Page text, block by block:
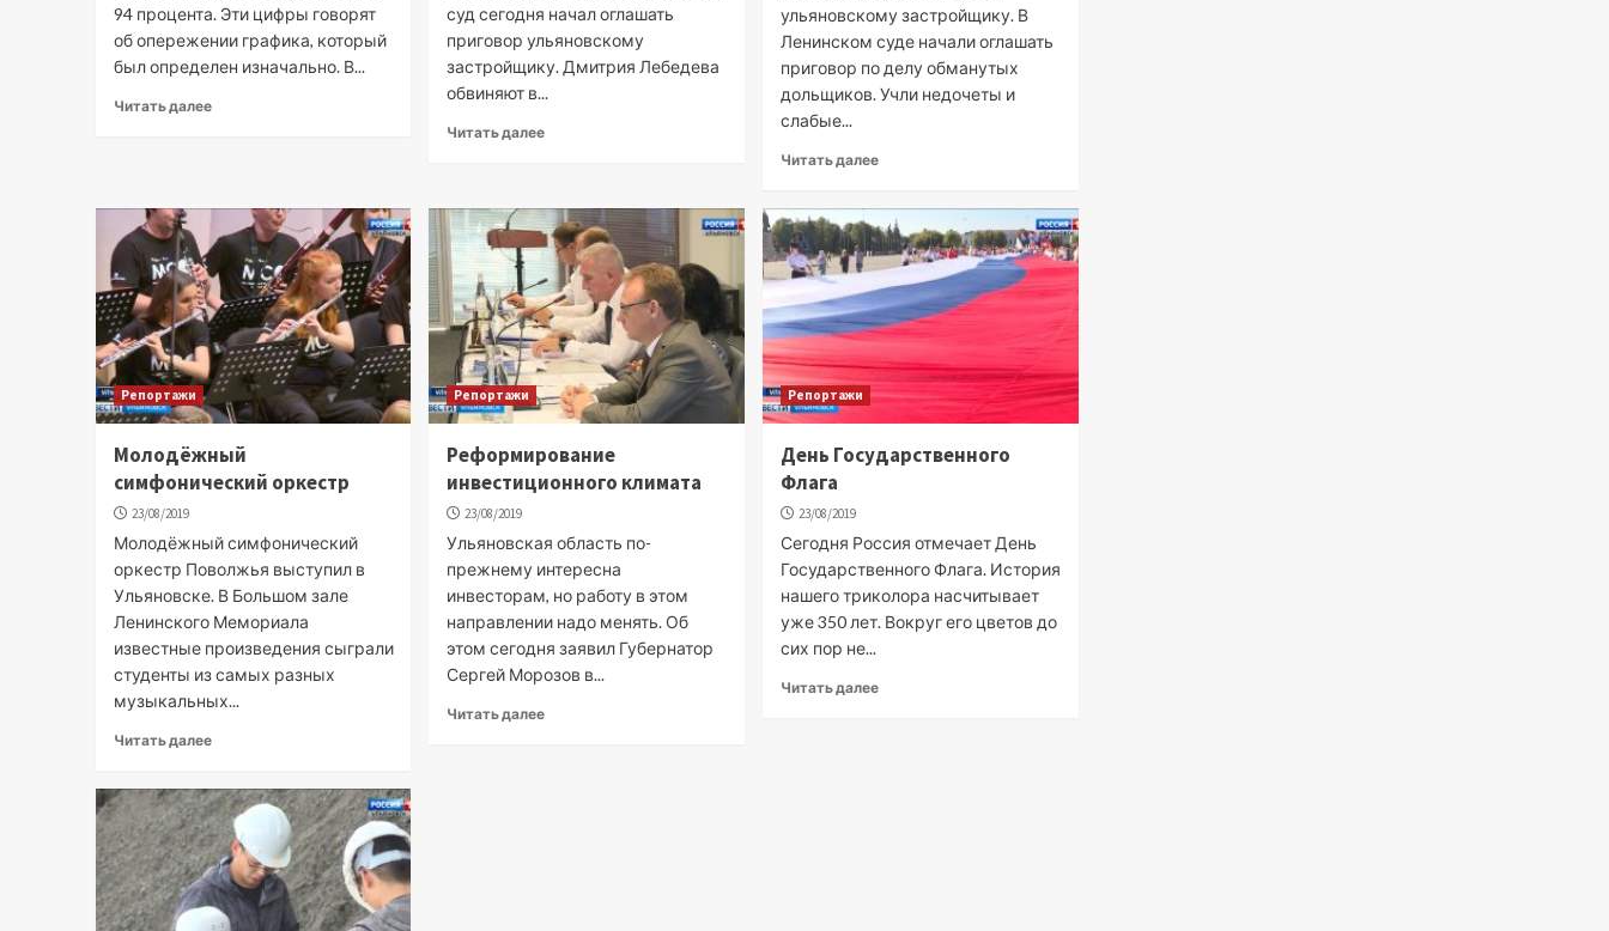
94 процента. Эти цифры говорят
об опережении графика, который
был определен изначально. В...
Читать далее
суд сегодня начал оглашать
приговор ульяновскому
застройщику. Дмитрия Лебедева
обвиняют в...
Читать далее
ульяновскому застройщику. В
Ленинском суде начали оглашать
приговор по делу обманутых
дольщиков. Учли недочеты и
слабые...
Читать далее
Репортажи
Молодёжный
симфонический оркестр
23/08/2019
Молодёжный симфонический
оркестр Поволжья выступил в
Ульяновске. В Большом зале
Ленинского Мемориала
известные произведения сыграли
студенты из самых разных
музыкальных...
Читать далее
Репортажи
Реформирование
инвестиционного климата
23/08/2019
Ульяновская область по-
прежнему интересна
инвесторам, но работу в этом
направлении надо менять. Об
этом сегодня заявил Губернатор
Сергей Морозов в...
Читать далее
Репортажи
День Государственного
Флага
23/08/2019
Сегодня Россия отмечает День
Государственного Флага. История
нашего триколора насчитывает
уже 350 лет. Вокруг его цветов до
сих пор не...
Читать далее